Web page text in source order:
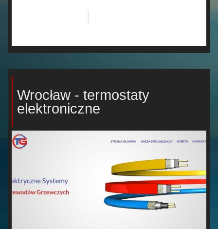
Wrocław - termostaty
elektroniczne